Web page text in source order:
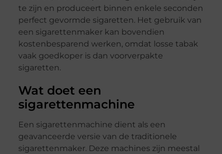
te zijn en produceert binnen enkele seconden
perfect gevormde sigaretten. Het gebruik van
een sigarettenmaker kan bovendien
kostenbesparend werken, omdat losse tabak
vaak goedkoper is dan voorverpakte
sigaretten.
Wat doet een
sigarettenmachine
Een sigarettenmachine dient als een
geavanceerde versie van de traditionele
sigarettenmaker. Deze machines zijn meestal